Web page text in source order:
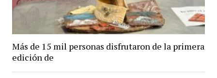
Más de 15 mil personas disfrutaron de la primera
edición de